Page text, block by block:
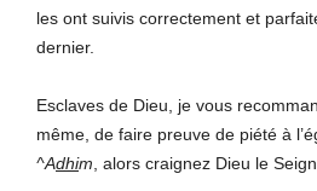
les ont suivis correctement et
dernier.
Esclaves de Dieu, je vous
^Adhim , alors craignez Dieu le